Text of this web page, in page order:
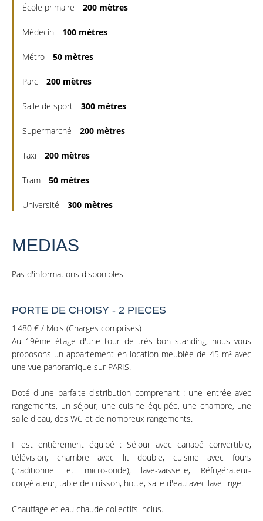
École primaire 200 mètres
Médecin 100 mètres
Métro 50 mètres
Parc 200 mètres
Salle de sport 300 mètres
Supermarché 200 mètres
Taxi 200 mètres
Tram 50 mètres
Université 300 mètres
MEDIAS
Pas d'informations disponibles
PORTE DE CHOISY - 2 PIECES
1 480 € / Mois (Charges comprises)
Au 19ème étage d'une tour de très bon standing, nous vous
proposons un appartement en location meublée de 45 m² avec
une vue panoramique sur PARIS.
Doté d'une parfaite distribution comprenant : une entrée avec
rangements, un séjour, une cuisine équipée, une chambre, une
salle d'eau, des WC et de nombreux rangements.
Il est entièrement équipé : Séjour avec canapé convertible,
télévision, chambre avec lit double, cuisine avec fours
(traditionnel et micro-onde), lave-vaisselle, Réfrigérateur-
congélateur, table de cuisson, hotte, salle d'eau avec lave linge.
Chauffage et eau chaude collectifs inclus.